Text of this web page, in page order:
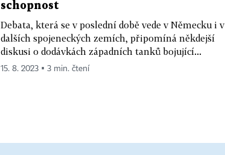
schopnost
Debata, která se v poslední době vede v Německu i v
dalších spojeneckých zemích, připomíná někdejší
diskusi o dodávkách západních tanků bojující...
15. 8. 2023 ▪ 3 min. čtení